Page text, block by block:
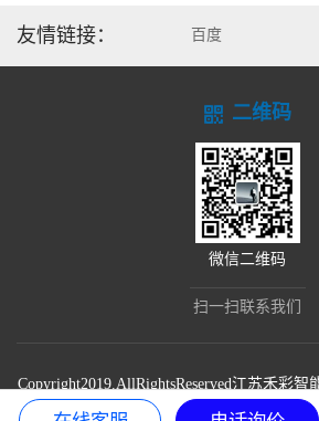
友情链接： 百度
二维码
微信二维码
扫一扫联系我们
Copyright2019.AllRightsReserved江苏禾彩智
19021636号-1